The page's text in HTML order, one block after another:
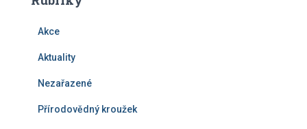
Akce
Aktuality
Nezařazené
Přírodovědný kroužek